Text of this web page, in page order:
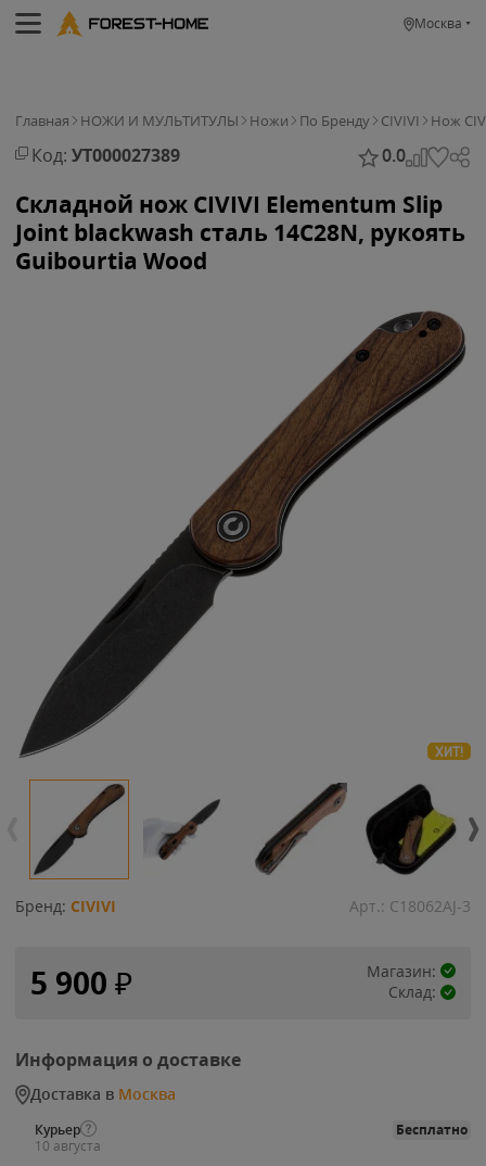
Москва
Главная НОЖИ И МУЛЬТИТУЛЫ Ножи По Бренду CIVIVI Нож
Код: УТ000027389 0.0
Складной нож CIVIVI Elementum Slip
Joint blackwash сталь 14C28N, рукоять
Guibourtia Wood
ХИТ!
Бренд: CIVIVI Арт.: C18062AJ-3
5 900 ₽
Магазин:
Склад:
Информация о доставке
Доставка в Москва
Курьер
Бесплатно
10 августа